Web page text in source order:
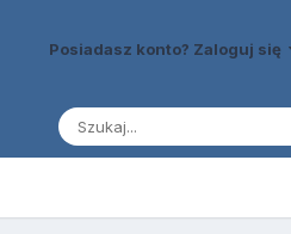
Posiadasz konto? Zaloguj się